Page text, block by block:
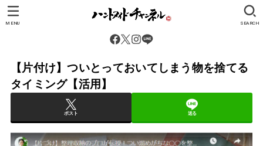
SEARCH
MENU
【片付け】ついとっておいてしまう物を捨てる
タイミング【活用】
ポスト 送る